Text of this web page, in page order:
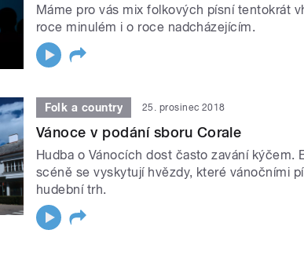
Máme pro vás mix folkových písní tentokrát
roce minulém i o roce nadcházejícím.
Folk a country 25. prosinec 2018
Vánoce v podání sboru Corale
Hudba o Vánocích dost často zavání kýčem.
scéně se vyskytují hvězdy, které vánočními
hudební trh.